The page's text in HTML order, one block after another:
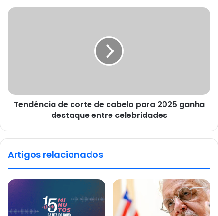
Tendência de corte de cabelo para 2025 ganha
destaque entre celebridades
Artigos relacionados